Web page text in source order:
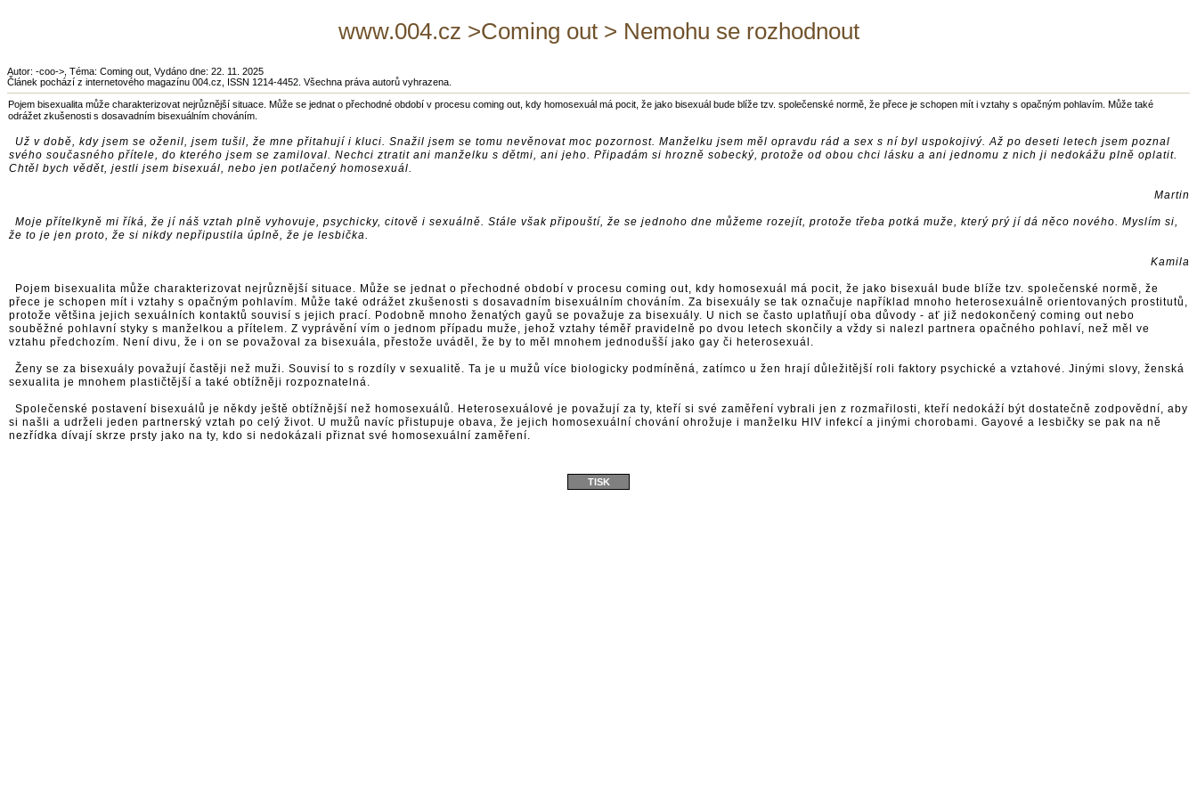
www.004.cz >Coming out > Nemohu se rozhodnout
Autor: -coo->, Téma: Coming out, Vydáno dne: 22. 11. 2025
Článek pochází z internetového magazínu 004.cz, ISSN 1214-4452. Všechna práva autorů vyhrazena.
Pojem bisexualita může charakterizovat nejrůznější situace. Může se jednat o přechodné období v procesu coming out, kdy homosexuál má pocit, že jako bisexuál bude blíže tzv. společenské normě, že přece je schopen mít i vztahy s opačným pohlavím. Může také
odrážet zkušenosti s dosavadním bisexuálním chováním.
Už v době, kdy jsem se oženil, jsem tušil, že mne přitahují i kluci. Snažil jsem se tomu nevěnovat moc pozornost. Manželku jsem měl opravdu rád a sex s ní byl uspokojivý. Až po deseti letech jsem poznal
svého současného přítele, do kterého jsem se zamiloval. Nechci ztratit ani manželku s dětmi, ani jeho. Připadám si hrozně sobecký, protože od obou chci lásku a ani jednomu z nich ji nedokážu plně oplatit.
Chtěl bych vědět, jestli jsem bisexuál, nebo jen potlačený homosexuál.
Martin
Moje přítelkyně mi říká, že jí náš vztah plně vyhovuje, psychicky, citově i sexuálně. Stále však připouští, že se jednoho dne můžeme rozejít, protože třeba potká muže, který prý jí dá něco nového. Myslím si,
že to je jen proto, že si nikdy nepřipustila úplně, že je lesbička.
Kamila
Pojem bisexualita může charakterizovat nejrůznější situace. Může se jednat o přechodné období v procesu coming out, kdy homosexuál má pocit, že jako bisexuál bude blíže tzv. společenské normě, že
přece je schopen mít i vztahy s opačným pohlavím. Může také odrážet zkušenosti s dosavadním bisexuálním chováním. Za bisexuály se tak označuje například mnoho heterosexuálně orientovaných prostitutů,
protože většina jejich sexuálních kontaktů souvisí s jejich prací. Podobně mnoho ženatých gayů se považuje za bisexuály. U nich se často uplatňují oba důvody - ať již nedokončený coming out nebo
souběžné pohlavní styky s manželkou a přítelem. Z vyprávění vím o jednom případu muže, jehož vztahy téměř pravidelně po dvou letech skončily a vždy si nalezl partnera opačného pohlaví, než měl ve
vztahu předchozím. Není divu, že i on se považoval za bisexuála, přestože uváděl, že by to měl mnohem jednodušší jako gay či heterosexuál.
Ženy se za bisexuály považují častěji než muži. Souvisí to s rozdíly v sexualitě. Ta je u mužů více biologicky podmíněná, zatímco u žen hrají důležitější roli faktory psychické a vztahové. Jinými slovy, ženská
sexualita je mnohem plastičtější a také obtížněji rozpoznatelná.
Společenské postavení bisexuálů je někdy ještě obtížnější než homosexuálů. Heterosexuálové je považují za ty, kteří si své zaměření vybrali jen z rozmařilosti, kteří nedokáží být dostatečně zodpovědní, aby
si našli a udrželi jeden partnerský vztah po celý život. U mužů navíc přistupuje obava, že jejich homosexuální chování ohrožuje i manželku HIV infekcí a jinými chorobami. Gayové a lesbičky se pak na ně
nezřídka dívají skrze prsty jako na ty, kdo si nedokázali přiznat své homosexuální zaměření.